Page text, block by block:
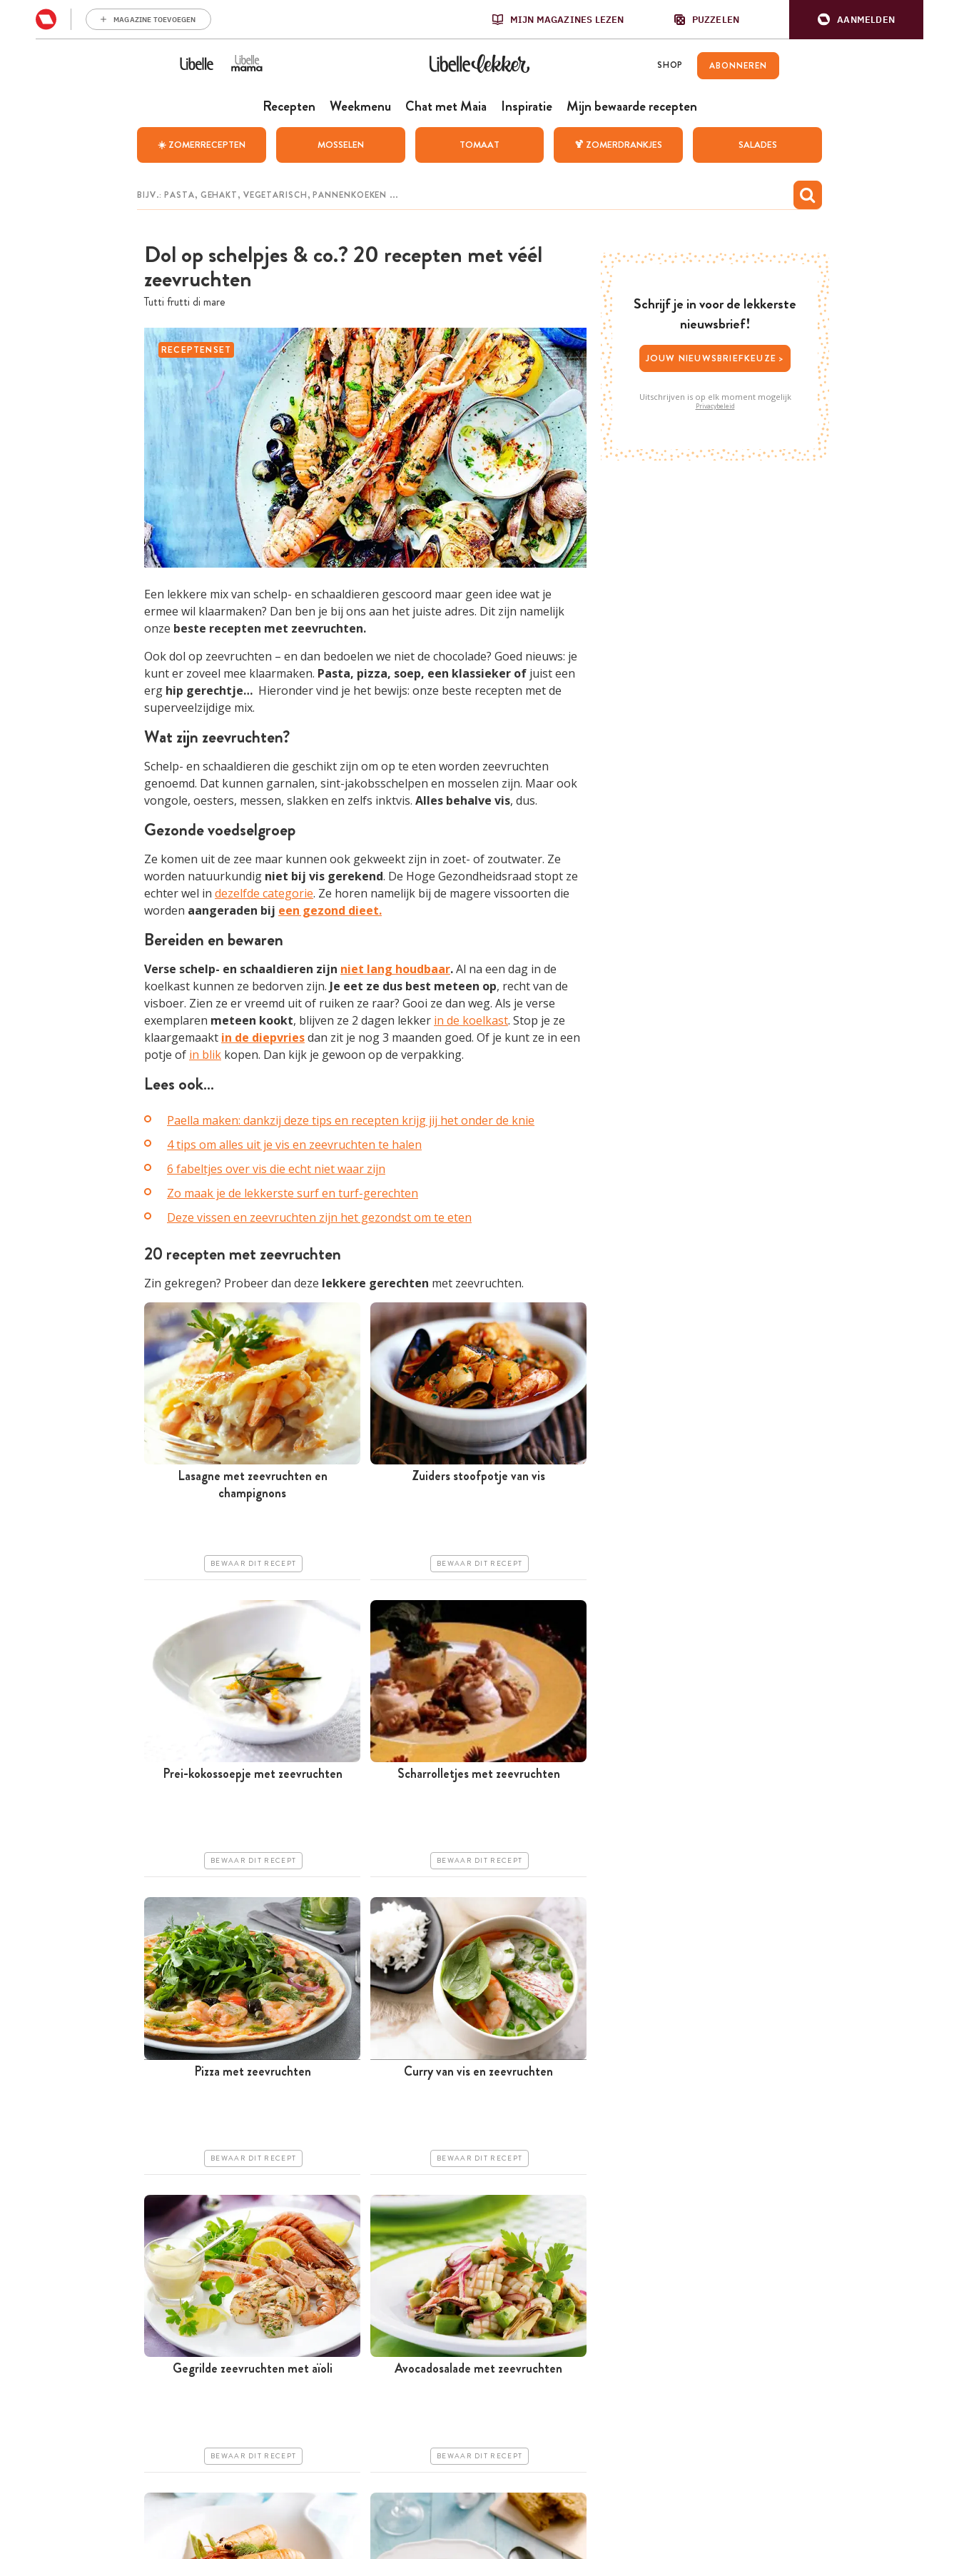
MAGAZINE TOEVOEGEN MIJN MAGAZINES LEZEN PUZZELEN AANMELDEN
SHOP ABONNEREN
Recepten Weekmenu Chat met Maia Inspiratie Mijn bewaarde recepten
☀️ ZOMERRECEPTEN MOSSELEN TOMAAT 🍹 ZOMERDRANKJES SALADES
Dol op schelpjes & co.? 20 recepten met véél
zeevruchten
Tutti frutti di mare
RECEPTENSET
Een lekkere mix van schelp- en schaaldieren gescoord maar geen idee wat je
ermee wil klaarmaken? Dan ben je bij ons aan het juiste adres. Dit zijn namelijk
onze beste recepten met zeevruchten.
Ook dol op zeevruchten – en dan bedoelen we niet de chocolade? Goed nieuws: je
kunt er zoveel mee klaarmaken. Pasta, pizza, soep, een klassieker of juist een
erg hip gerechtje… Hieronder vind je het bewijs: onze beste recepten met de
superveelzijdige mix.
Wat zijn zeevruchten?
Schelp- en schaaldieren die geschikt zijn om op te eten worden zeevruchten
genoemd. Dat kunnen garnalen, sint-jakobsschelpen en mosselen zijn. Maar ook
vongole, oesters, messen, slakken en zelfs inktvis. Alles behalve vis, dus.
Gezonde voedselgroep
Ze komen uit de zee maar kunnen ook gekweekt zijn in zoet- of zoutwater. Ze
worden natuurkundig niet bij vis gerekend. De Hoge Gezondheidsraad stopt ze
echter wel in dezelfde categorie. Ze horen namelijk bij de magere vissoorten die
worden aangeraden bij een gezond dieet.
Bereiden en bewaren
Verse schelp- en schaaldieren zijn niet lang houdbaar.Al na een dag in de
koelkast kunnen ze bedorven zijn. Je eet ze dus best meteen op, recht van de
visboer. Zien ze er vreemd uit of ruiken ze raar? Gooi ze dan weg. Als je verse
exemplaren meteen kookt, blijven ze 2 dagen lekker in de koelkast. Stop je ze
klaargemaakt in de diepvriesdan zit je nog 3 maanden goed. Of je kunt ze in een
potje of in blik kopen. Dan kijk je gewoon op de verpakking.
Lees ook…
Paella maken: dankzij deze tips en recepten krijg jij het onder de knie
4 tips om alles uit je vis en zeevruchten te halen
6 fabeltjes over vis die echt niet waar zijn
Zo maak je de lekkerste surf en turf-gerechten
Deze vissen en zeevruchten zijn het gezondst om te eten
20 recepten met zeevruchten
Zin gekregen? Probeer dan deze lekkere gerechten met zeevruchten.
Meer dan 1 uur
Lasagne met zeevruchten en
champignons
BEWAAR DIT RECEPT
Zuiders stoofpotje van vis
BEWAAR DIT RECEPT
Prei-kokossoepje met zeevruchten
BEWAAR DIT RECEPT
Scharrolletjes met zeevruchten
BEWAAR DIT RECEPT
Pizza met zeevruchten
BEWAAR DIT RECEPT
Curry van vis en zeevruchten
BEWAAR DIT RECEPT
Gegrilde zeevruchten met aïoli
BEWAAR DIT RECEPT
Avocadosalade met zeevruchten
BEWAAR DIT RECEPT
Schrijf je in voor de lekkerste
nieuwsbrief!
JOUW NIEUWSBRIEFKEUZE >
Uitschrijven is op elk moment mogelijk
Privacybeleid